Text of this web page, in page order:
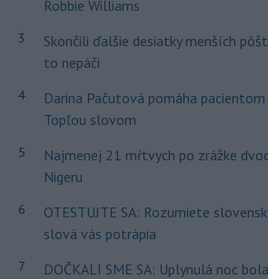
Robbie Williams
3
Skončili ďalšie desiatky menších
to nepáči
4
Darina Pačutová pomáha
Topľou slovom
5
Najmenej 21 mŕtvych po zrážke
Nigeru
6
OTESTUJTE SA: Rozumiete
slová vás potrápia
7
DOČKALI SME SA: Uplynulá noc